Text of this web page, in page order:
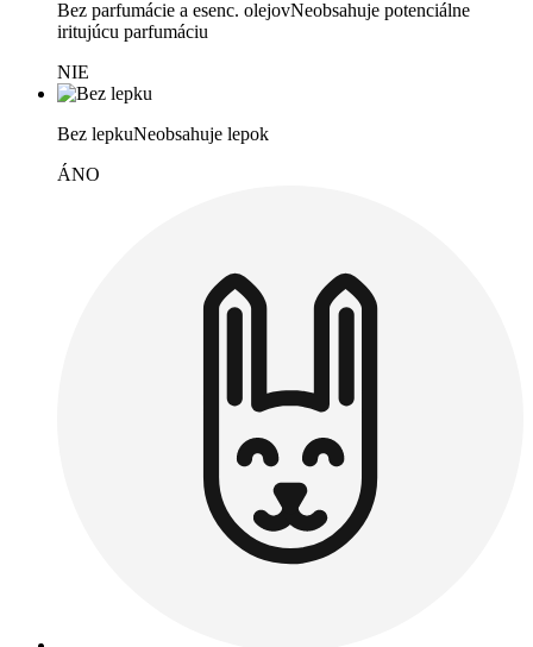
Bez parfumácie a esenc. olejovNeobsahuje potenciálne
iritujúcu parfumáciu
NIE
Bez lepkuNeobsahuje lepok
ÁNO